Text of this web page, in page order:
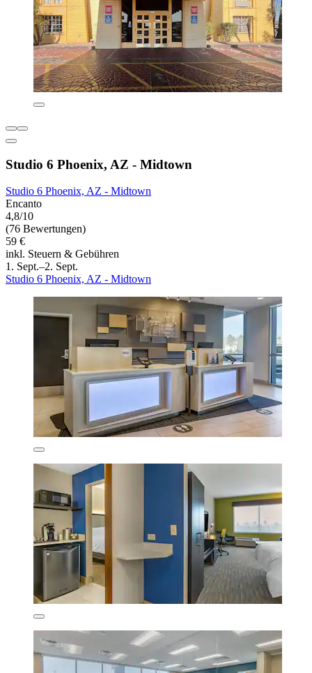
Studio 6 Phoenix, AZ - Midtown
Studio 6 Phoenix, AZ - Midtown
Encanto
4,8/10
(76 Bewertungen)
59 €
inkl. Steuern & Gebühren
1. Sept.–2. Sept.
Studio 6 Phoenix, AZ - Midtown